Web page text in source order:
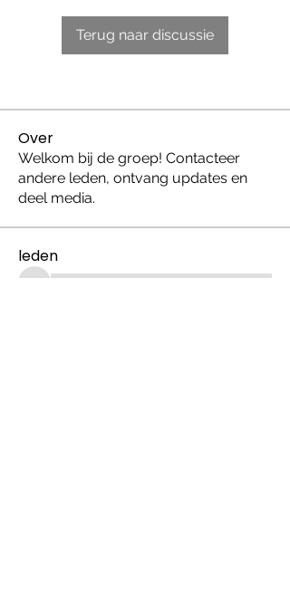
Terug naar discussie
Over
Welkom bij de groep! Contacteer
andere leden, ontvang updates en
deel media.
leden